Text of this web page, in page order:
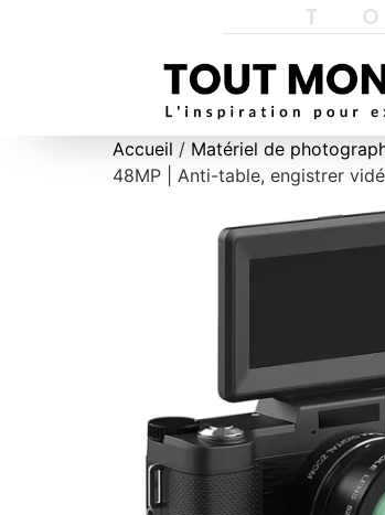
Accueil / Matériel de
48MP | Anti-table, engistrer